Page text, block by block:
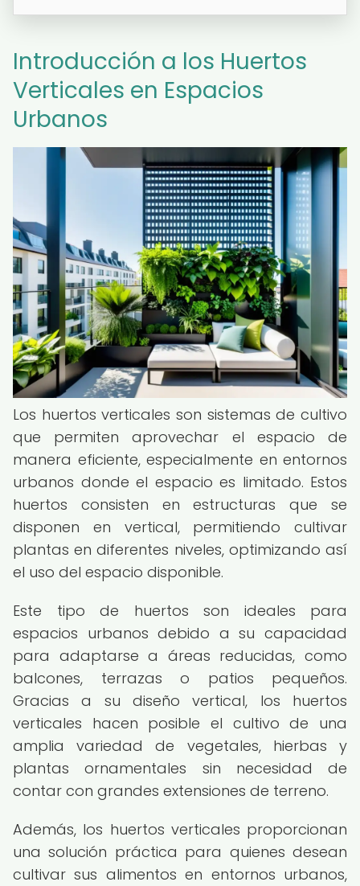
Introducción a los Huertos
Verticales en Espacios
Urbanos
Los huertos verticales son sistemas de cultivo
que permiten aprovechar el espacio de
manera eficiente, especialmente en entornos
urbanos donde el espacio es limitado. Estos
huertos consisten en estructuras que se
disponen en vertical, permitiendo cultivar
plantas en diferentes niveles, optimizando así
el uso del espacio disponible.
Este tipo de huertos son ideales para
espacios urbanos debido a su capacidad
para adaptarse a áreas reducidas, como
balcones, terrazas o patios pequeños.
Gracias a su diseño vertical, los huertos
verticales hacen posible el cultivo de una
amplia variedad de vegetales, hierbas y
plantas ornamentales sin necesidad de
contar con grandes extensiones de terreno.
Además, los huertos verticales proporcionan
una solución práctica para quienes desean
cultivar sus alimentos en entornos urbanos,